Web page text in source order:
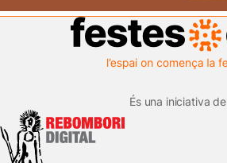
És una iniciativa de